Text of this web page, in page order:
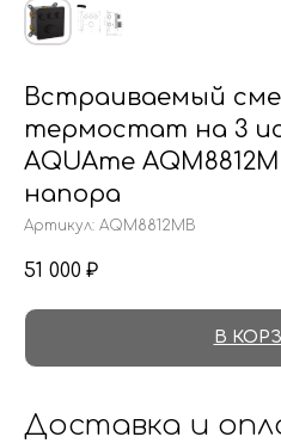
Встраиваемый
термостат на 3
AQUAme
напора
Артикул: AQM8812MB
51 000 ₽
В
Доставка и